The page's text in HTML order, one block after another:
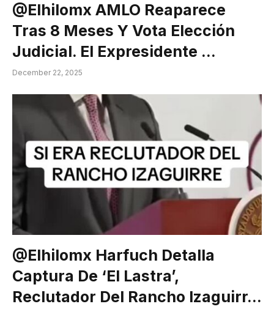
@elhilomx AMLO Reaparece
Tras 8 Meses Y Vota Elección
Judicial. El Expresidente …
December 22, 2025
@elhilomx Harfuch Detalla
Captura De ‘El Lastra’,
Reclutador Del Rancho Izaguirr…